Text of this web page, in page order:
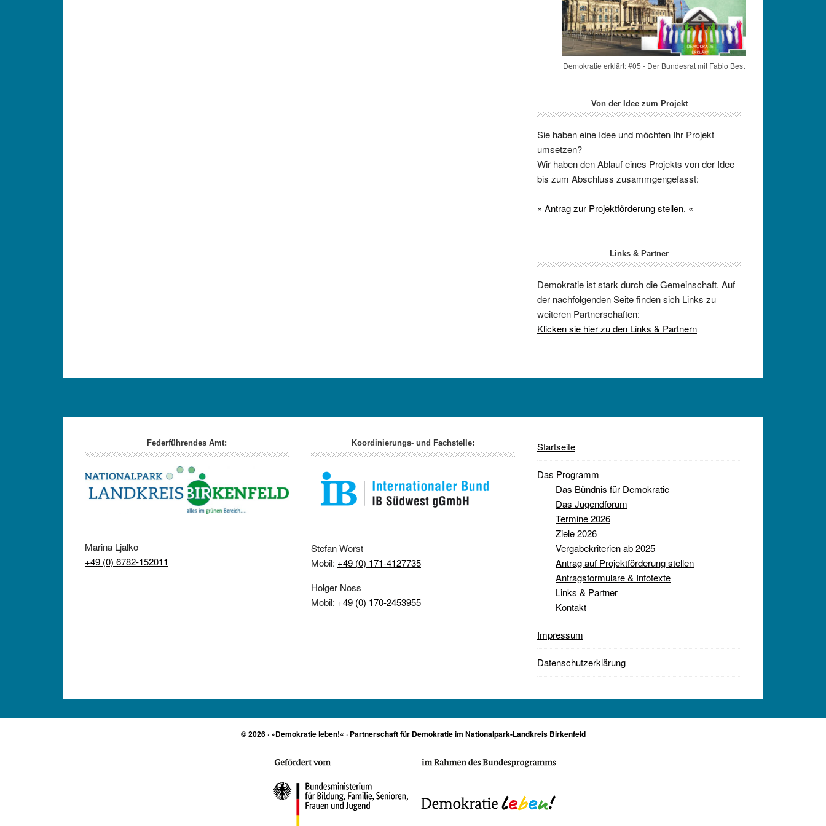
Demokratie erklärt: #05 - Der Bundesrat mit Fabio Best
Von der Idee zum Projekt
Sie haben eine Idee und möchten Ihr Projekt
umsetzen?
Wir haben den Ablauf eines Projekts von der Idee
bis zum Abschluss zusammgengefasst:
» Antrag zur Projektförderung stellen. «
Links & Partner
Demokratie ist stark durch die Gemeinschaft. Auf
der nachfolgenden Seite finden sich Links zu
weiteren Partnerschaften:
Klicken sie hier zu den Links & Partnern
Footer Federführendes Amt:
Marina Ljalko
+49 (0) 6782-152011
Koordinierungs- und Fachstelle:
Stefan Worst
Mobil: +49 (0) 171-4127735
Holger Noss
Mobil: +49 (0) 170-2453955
Startseite
Das Programm
Das Bündnis für Demokratie
Das Jugendforum
Termine 2026
Ziele 2026
Vergabekriterien ab 2025
Antrag auf Projektförderung stellen
Antragsformulare & Infotexte
Links & Partner
Kontakt
Impressum
Datenschutzerklärung
© 2026 · »Demokratie leben!« · Partnerschaft für Demokratie im Nationalpark-Landkreis Birkenfeld